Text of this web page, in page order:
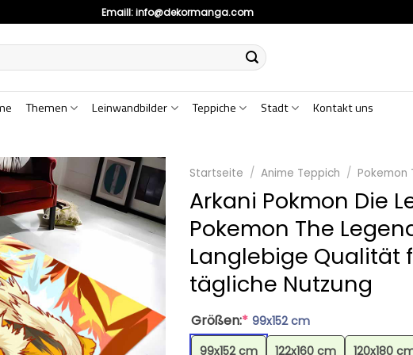
Emaill:info@dekormanga.com
Themen Leinwandbilder Teppiche Stadt Kontakt uns
Startseite / Anime Teppich / Pokemon
Arkani Pokmon Die
Pokemon The
Langlebige Qualität
tägliche Nutzung
Größen:* 99x152 cm
99x152 cm
122x160 cm 120x180